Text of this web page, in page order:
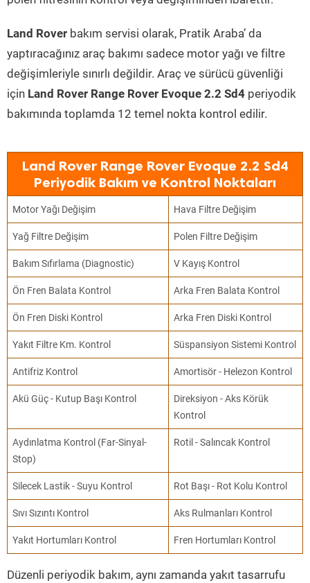
Land Rover bakım servisi olarak, Pratik Araba’ da
yaptıracağınız araç bakımı sadece motor yağı ve filtre
değişimleriyle sınırlı değildir. Araç ve sürücü güvenliği
için Land Rover Range Rover Evoque 2.2 Sd4 periyodik
bakımında toplamda 12 temel nokta kontrol edilir.
Land Rover Range Rover Evoque 2.2 Sd4
Periyodik Bakım ve Kontrol Noktaları
Motor Yağı Değişim Hava Filtre Değişim
Yağ Filtre Değişim Polen Filtre Değişim
Bakım Sıfırlama (Diagnostic) V Kayış Kontrol
Ön Fren Balata Kontrol Arka Fren Balata Kontrol
Ön Fren Diski Kontrol Arka Fren Diski Kontrol
Yakıt Filtre Km. Kontrol Süspansiyon Sistemi Kontrol
Antifriz Kontrol Amortisör - Helezon Kontrol
Akü Güç - Kutup Başı Kontrol
Direksiyon - Aks Körük
Kontrol
Aydınlatma Kontrol (Far-Sinyal-
Stop)
Rotil - Salıncak Kontrol
Silecek Lastik - Suyu Kontrol Rot Başı - Rot Kolu Kontrol
Sıvı Sızıntı Kontrol Aks Rulmanları Kontrol
Yakıt Hortumları Kontrol Fren Hortumları Kontrol
Düzenli periyodik bakım, aynı zamanda yakıt tasarrufu